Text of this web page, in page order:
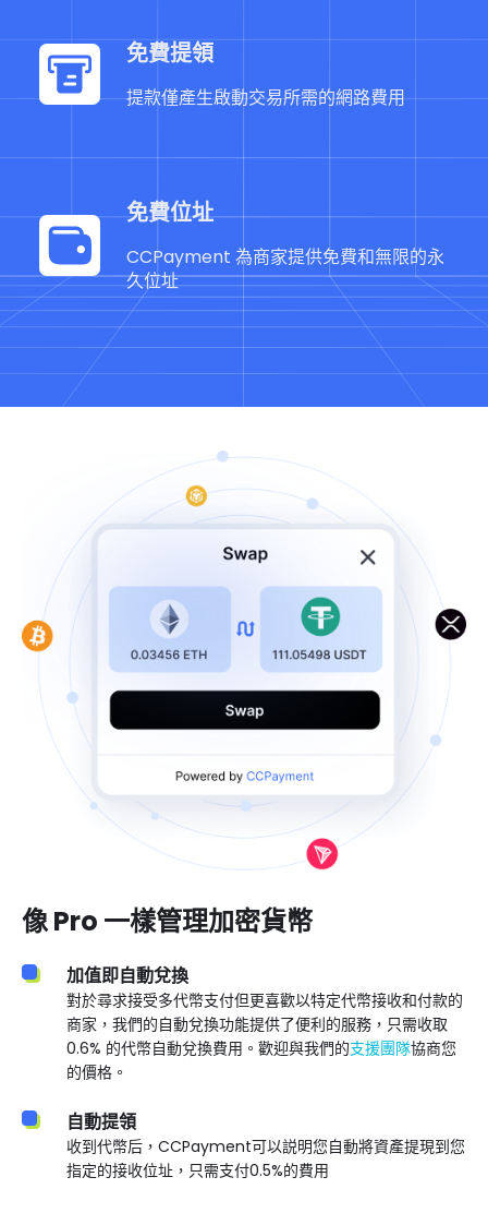
免費提領
提款僅產生啟動交易所需的網路費用
免費位址
CCPayment 為商家提供免費和無限的永
久位址
像 Pro 一樣管理加密貨幣
加值即自動兌換
對於尋求接受多代幣支付但更喜歡以特定代幣接收和付款的
商家，我們的自動兌換功能提供了便利的服務，只需收取
0.6% 的代幣自動兌換費用。歡迎與我們的支援團隊協商您
的價格。
自動提領
收到代幣后，CCPayment可以説明您自動將資產提現到您
指定的接收位址，只需支付0.5%的費用